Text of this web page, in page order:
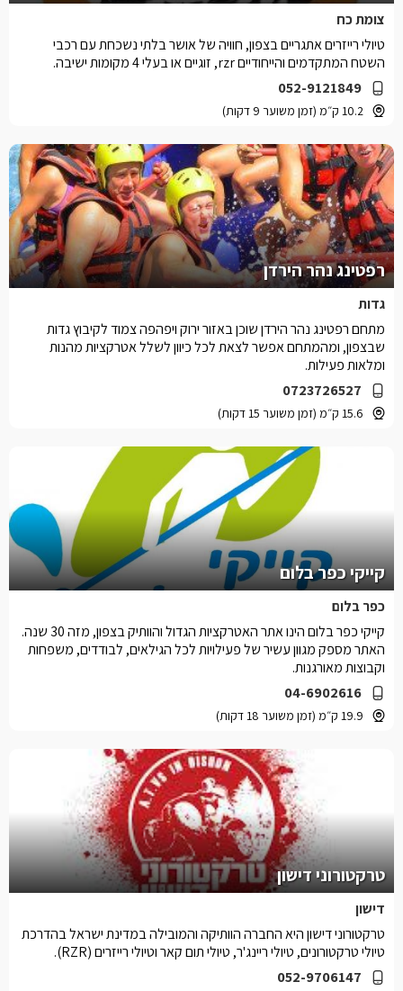
צומת כח
052-9121849
10.2 ק״מ (זמן משוער 9 דקות)
טיולי רייזרים אתגריים בצפון, חוויה של אושר בלתי נשכחת עם רכבי
השטח המתקדמים והייחודיים rzr, זוגיים או בעלי 4 מקומות ישיבה.
רפטינג נהר הירדן
גדות
0723726527
15.6 ק״מ (זמן משוער 15 דקות)
מתחם רפטינג נהר הירדן שוכן באזור ירוק ויפהפה צמוד לקיבוץ גדות
שבצפון, ומהמתחם אפשר לצאת לכל כיוון לשלל אטרקציות מהנות
ומלאות פעילות.
קייקי כפר בלום
כפר בלום
04-6902616
19.9 ק״מ (זמן משוער 18 דקות)
קייקי כפר בלום הינו אתר האטרקציות הגדול והוותיק בצפון, מזה 30 שנה.
האתר מספק מגוון עשיר של פעילויות לכל הגילאים, לבודדים, משפחות
וקבוצות מאורגנות.
טרקטורוני דישון
דישון
052-9706147
טרקטורוני דישון היא החברה הוותיקה והמובילה במדינת ישראל בהדרכת
טיולי טרקטורונים, טיולי ריינג'ר, טיולי תום קאר וטיולי רייזרים (RZR).